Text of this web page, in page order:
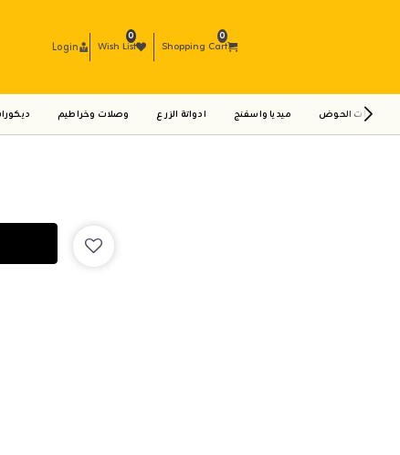
Login Wish List
0
Shopping Cart
0
وصلات وخراطيم ادواتة الزرع ميديا واسفنج ادوات الحوض